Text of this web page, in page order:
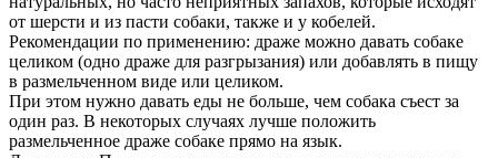
от шерсти и из пасти собаки, также и у кобелей.
Рекомендации по применению: драже можно давать собаке
целиком (одно драже для разгрызания) или добавлять в пищу
в размельченном виде или целиком.
При этом нужно давать еды не больше, чем собака съест за
один раз. В некоторых случаях лучше положить
размельченное драже собаке прямо на язык.